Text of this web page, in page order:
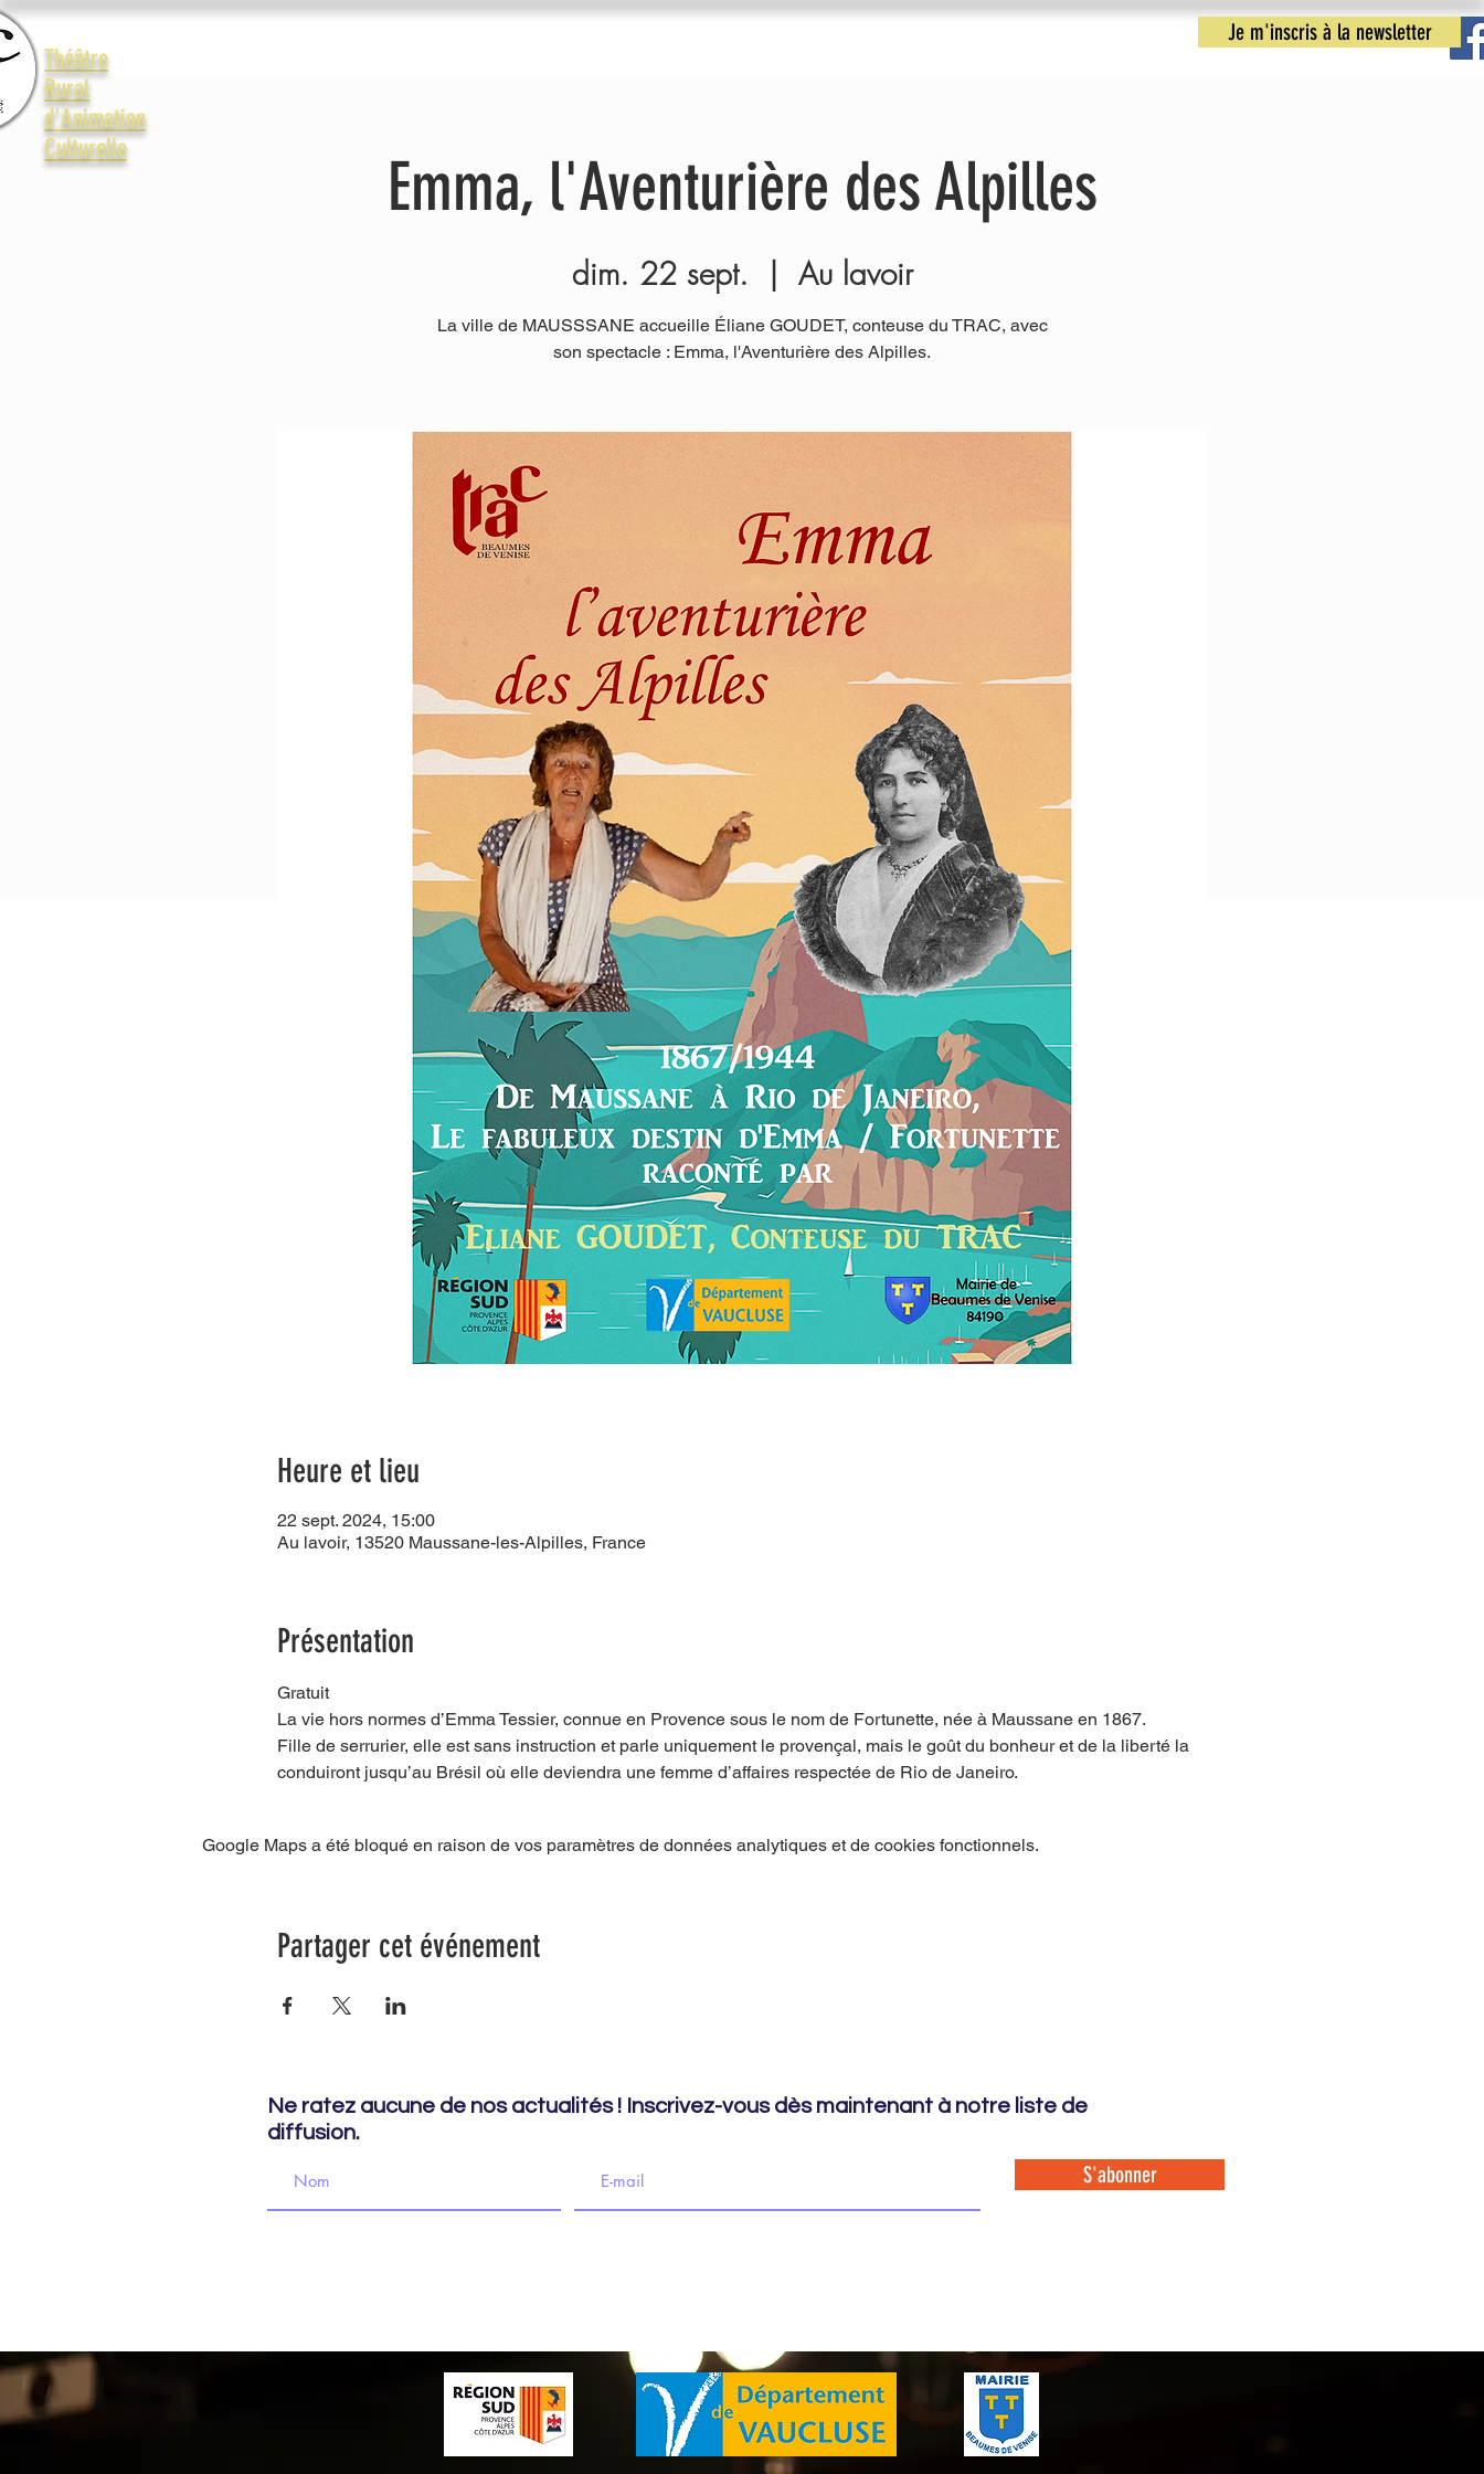
Je m'inscris à la newsletter
Nous contacter
Emma, l'Aventurière des Alpilles
dim. 22 sept.
  |
Au lavoir
La ville de MAUSSSANE accueille Éliane GOUDET, conteuse du TRAC, avec
son spectacle : Emma, l'Aventurière des Alpilles.
Heure et lieu
22 sept. 2024, 15:00
Au lavoir, 13520 Maussane-les-Alpilles, France
Présentation
Gratuit
La vie hors normes d’Emma Tessier, connue en Provence sous le nom de Fortunette, née à Maussane en 1867.
Fille de serrurier, elle est sans instruction et parle uniquement le provençal, mais le goût du bonheur et de la liberté la
conduiront jusqu’au Brésil où elle deviendra une femme d’affaires respectée de Rio de Janeiro.
Google Maps a été bloqué en raison de vos paramètres de données analytiques et de cookies fonctionnels.
Partager cet événement
Théâtre
Rural
d'Animation
Culturelle
Ne ratez aucune de nos actualités ! Inscrivez-vous dès maintenant à notre liste de
diffusion.
S'abonner